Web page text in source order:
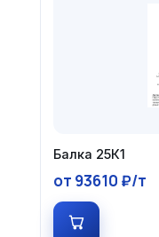
Балка 25К1
от 93610 ₽/т